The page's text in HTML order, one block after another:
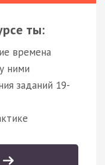
ты:
времена
ними
заданий 19-